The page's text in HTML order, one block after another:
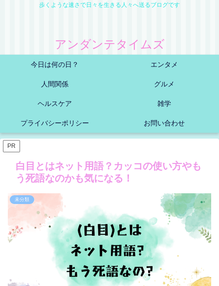
歩くような速さで日々を生きる人々へ送るブログです
アンダンテタイムズ
今日は何の日？ エンタメ
人間関係 グルメ
ヘルスケア 雑学
プライバシーポリシー お問い合わせ
PR
白目とはネット用語？カッコの使い方やも
う死語なのかも気になる！
未分類